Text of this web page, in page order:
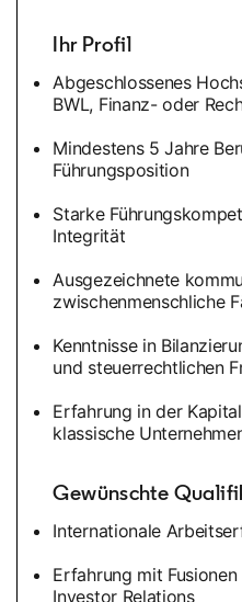
Ihr Profil
Abgeschlossenes
BWL, Finanz- oder
Mindestens 5 Jahre
Führungsposition
Starke
Integrität
Ausgezeichnete
zwischenmenschliche
Kenntnisse in
und steuerrechtlichen
Erfahrung in der
klassische
Gewünschte
Internationale
Erfahrung mit
Investor Relations